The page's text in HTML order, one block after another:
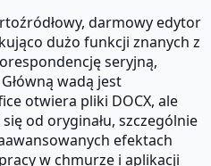
darmowy edytor
dużo funkcji znanych z
seryjną,
wadą jest
otwiera pliki DOCX, ale
od oryginału, szczególnie
efektach
w chmurze i aplikacji